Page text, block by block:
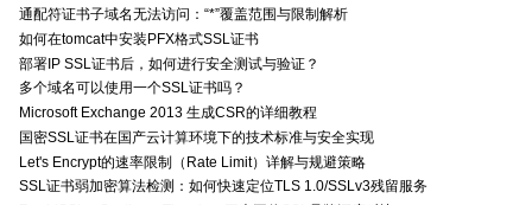
通配符证书子域名无法访问：“*”覆盖范围与限制解析
如何在tomcat中安装PFX格式SSL证书
部署IP SSL证书后，如何进行安全测试与验证？
多个域名可以使用一个SSL证书吗？
Microsoft Exchange 2013 生成CSR的详细教程
国密SSL证书在国产云计算环境下的技术标准与安全实现
Let's Encrypt的速率限制（Rate Limit）详解与规避策略
SSL证书弱加密算法检测：如何快速定位TLS 1.0/SSLv3残留服务